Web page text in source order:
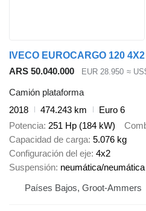
IVECO EUROCARGO 120
ARS 50.040.000
EUR 28.950 ≈
Camión plataforma
2018
474.243 km
Euro 6
Potencia 251 Hp (184 kW)
Capacidad de carga 5.076 kg
Configuración del eje 4x2
Suspensión neumática/neumática
Países Bajos, Groot-Ammers